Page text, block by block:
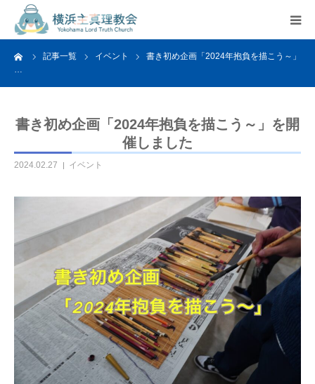
記事一覧 イベント
書き初め企画「2024年抱負を描こう～」
…
書き初め企画「2024年抱負を描こう～」を開
催しました
2024.02.27 イベント
HOME
アクセス
よくあるご質問
お問い合わせ